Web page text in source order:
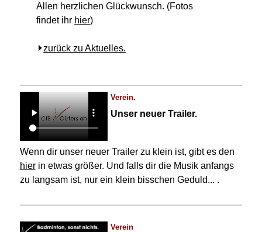
Allen herzlichen Glückwunsch. (Fotos
findet ihr hier)
zurück zu Aktuelles.
Verein.
Unser neuer Trailer.
Wenn dir unser neuer Trailer zu klein ist, gibt es den
hierin etwas größer. Und falls dir die Musik anfangs
zu langsam ist, nur ein klein bisschen Geduld... .
Verein